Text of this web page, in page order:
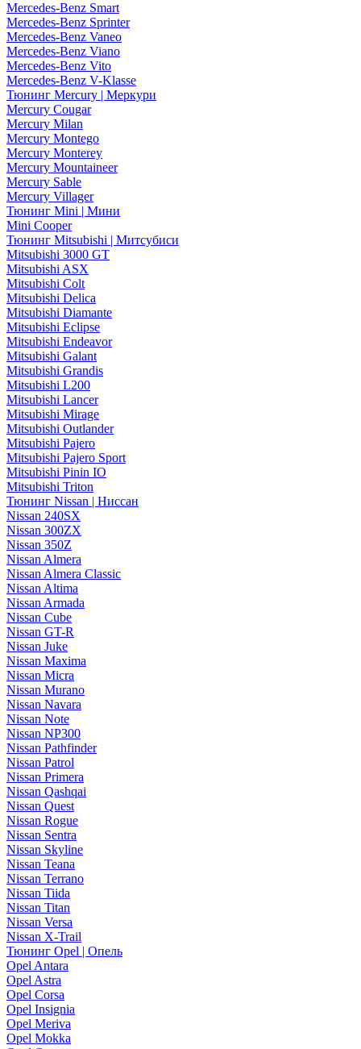
Mercedes-Benz Smart
Mercedes-Benz Sprinter
Mercedes-Benz Vaneo
Mercedes-Benz Viano
Mercedes-Benz Vito
Mercedes-Benz V-Klasse
Тюнинг Mercury | Меркури
Mercury Cougar
Mercury Milan
Mercury Montego
Mercury Monterey
Mercury Mountaineer
Mercury Sable
Mercury Villager
Тюнинг Mini | Мини
Mini Cooper
Тюнинг Mitsubishi | Митсубиси
Mitsubishi 3000 GT
Mitsubishi ASX
Mitsubishi Colt
Mitsubishi Delica
Mitsubishi Diamante
Mitsubishi Eclipse
Mitsubishi Endeavor
Mitsubishi Galant
Mitsubishi Grandis
Mitsubishi L200
Mitsubishi Lancer
Mitsubishi Mirage
Mitsubishi Outlander
Mitsubishi Pajero
Mitsubishi Pajero Sport
Mitsubishi Pinin IO
Mitsubishi Triton
Тюнинг Nissan | Ниссан
Nissan 240SX
Nissan 300ZX
Nissan 350Z
Nissan Almera
Nissan Almera Classic
Nissan Altima
Nissan Armada
Nissan Cube
Nissan GT-R
Nissan Juke
Nissan Maxima
Nissan Micra
Nissan Murano
Nissan Navara
Nissan Note
Nissan NP300
Nissan Pathfinder
Nissan Patrol
Nissan Primera
Nissan Qashqai
Nissan Quest
Nissan Rogue
Nissan Sentra
Nissan Skyline
Nissan Teana
Nissan Terrano
Nissan Tiida
Nissan Titan
Nissan Versa
Nissan X-Trail
Тюнинг Opel | Опель
Opel Antara
Opel Astra
Opel Corsa
Opel Insignia
Opel Meriva
Opel Mokka